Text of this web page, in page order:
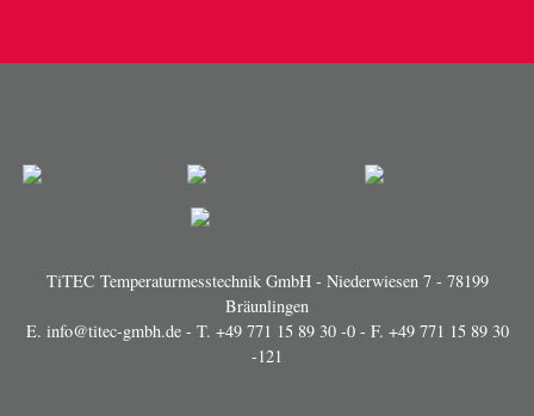
TiTEC Temperaturmesstechnik GmbH - Niederwiesen 7 - 78199
Bräunlingen
E. info@titec-gmbh.de- T. +49 771 15 89 30 -0- F. +49 771 15 89 30
-121